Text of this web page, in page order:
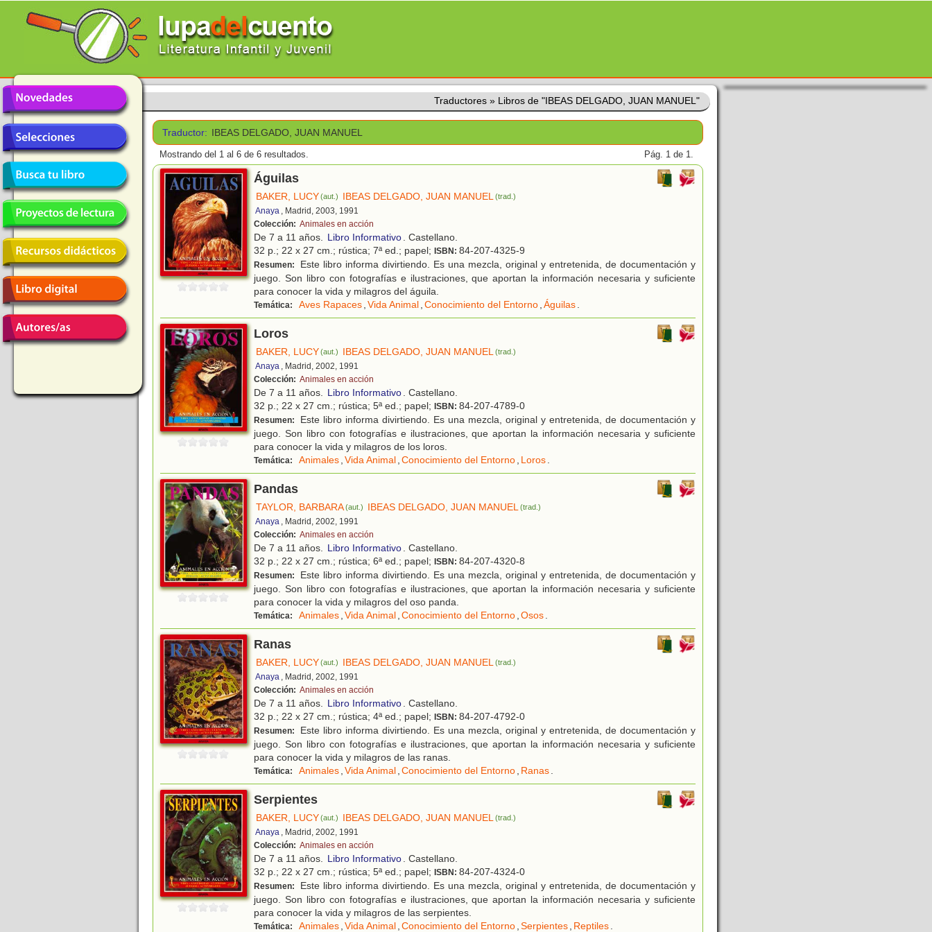
Traductores » Libros de "IBEAS DELGADO, JUAN MANUEL"
Traductor: IBEAS DELGADO, JUAN MANUEL
Mostrando del 1 al 6 de 6 resultados. Pág. 1 de 1.
Águilas
BAKER, LUCY(aut.) IBEAS DELGADO, JUAN MANUEL(trad.)
Anaya , Madrid, 2003, 1991
Colección: Animales en acción
De 7 a 11 años. Libro Informativo. Castellano.
32 p.; 22 x 27 cm.; rústica; 7ª ed.; papel; ISBN: 84-207-4325-9
Resumen:
Este libro informa divirtiendo. Es una mezcla, original y entretenida, de documentación y
juego. Son libro con fotografías e ilustraciones, que aportan la información necesaria y suficiente
para conocer la vida y milagros del águila.
Temática: Aves Rapaces,Vida Animal,Conocimiento del Entorno,Águilas.
Loros
BAKER, LUCY(aut.) IBEAS DELGADO, JUAN MANUEL(trad.)
Anaya , Madrid, 2002, 1991
Colección: Animales en acción
De 7 a 11 años. Libro Informativo. Castellano.
32 p.; 22 x 27 cm.; rústica; 5ª ed.; papel; ISBN: 84-207-4789-0
Resumen:
Este libro informa divirtiendo. Es una mezcla, original y entretenida, de documentación y
juego. Son libro con fotografías e ilustraciones, que aportan la información necesaria y suficiente
para conocer la vida y milagros de los loros.
Temática: Animales,Vida Animal,Conocimiento del Entorno, Loros.
Pandas
TAYLOR, BARBARA(aut.) IBEAS DELGADO, JUAN MANUEL(trad.)
Anaya , Madrid, 2002, 1991
Colección: Animales en acción
De 7 a 11 años. Libro Informativo. Castellano.
32 p.; 22 x 27 cm.; rústica; 6ª ed.; papel; ISBN: 84-207-4320-8
Resumen:
Este libro informa divirtiendo. Es una mezcla, original y entretenida, de documentación y
juego. Son libro con fotografías e ilustraciones, que aportan la información necesaria y suficiente
para conocer la vida y milagros del oso panda.
Temática: Animales,Vida Animal,Conocimiento del Entorno,Osos.
Ranas
BAKER, LUCY(aut.) IBEAS DELGADO, JUAN MANUEL(trad.)
Anaya , Madrid, 2002, 1991
Colección: Animales en acción
De 7 a 11 años. Libro Informativo. Castellano.
32 p.; 22 x 27 cm.; rústica; 4ª ed.; papel; ISBN: 84-207-4792-0
Resumen:
Este libro informa divirtiendo. Es una mezcla, original y entretenida, de documentación y
juego. Son libro con fotografías e ilustraciones, que aportan la información necesaria y suficiente
para conocer la vida y milagros de las ranas.
Temática: Animales,Vida Animal,Conocimiento del Entorno, Ranas.
Serpientes
BAKER, LUCY(aut.) IBEAS DELGADO, JUAN MANUEL(trad.)
Anaya , Madrid, 2002, 1991
Colección: Animales en acción
De 7 a 11 años. Libro Informativo. Castellano.
32 p.; 22 x 27 cm.; rústica; 5ª ed.; papel; ISBN: 84-207-4324-0
Resumen:
Este libro informa divirtiendo. Es una mezcla, original y entretenida, de documentación y
juego. Son libro con fotografías e ilustraciones, que aportan la información necesaria y suficiente
para conocer la vida y milagros de las serpientes.
Temática: Animales,Vida Animal,Conocimiento del Entorno,Serpientes, Reptiles.